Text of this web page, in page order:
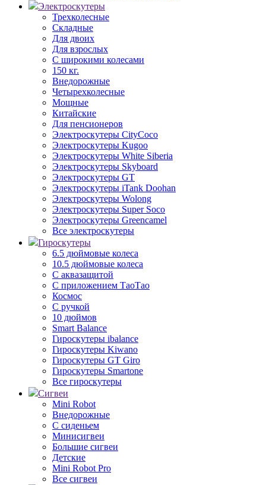
Электроскутеры
Трехколесные
Складные
Для двоих
Для взрослых
С широкими колесами
150 кг.
Внедорожные
Четырехколесные
Мощные
Китайские
Для пенсионеров
Электроскутеры CityCoco
Электроскутеры Kugoo
Электроскутеры White Siberia
Электроскутеры Skyboard
Электроскутеры GT
Электроскутеры iTank Doohan
Электроскутеры Wolong
Электроскутеры Super Soco
Электроскутеры Greencamel
Все электроскутеры
Гироскутеры
6.5 дюймовые колеса
10.5 дюймовые колеса
С аквазащитой
С приложением ТаоТао
Космос
С ручкой
10 дюймов
Smart Balance
Гироскутеры ibalance
Гироскутеры Kiwano
Гироскутеры GT Giro
Гироскутеры Smartone
Все гироскутеры
Сигвеи
Mini Robot
Внедорожные
С сиденьем
Минисигвеи
Большие сигвеи
Детские
Mini Robot Pro
Все сигвеи